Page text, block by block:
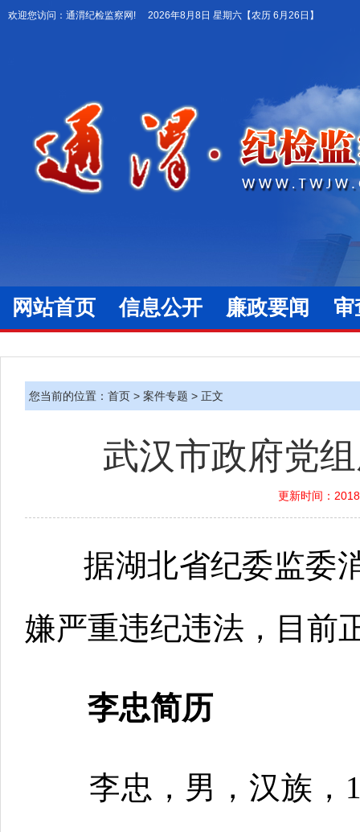
欢迎您访问：通渭纪检监察网! 2026年8月8日 星期六 【农历 6月26日】
网站首页 信息公开 廉政要闻 审
您当前的位置： 首页 > 案件专题 > 正文
武汉市政府党
更新时间：
据湖北省纪委监委消
嫌严重违纪违法，目前
李忠简历
李忠，男，汉族，